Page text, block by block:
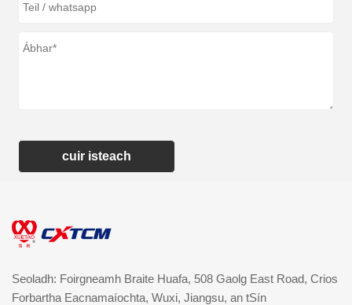
cuir isteach
Seoladh: Foirgneamh Braite Huafa, 508 Gaolg East Road, Crios
Forbartha Eacnamaíochta, Wuxi, Jiangsu, an tSín